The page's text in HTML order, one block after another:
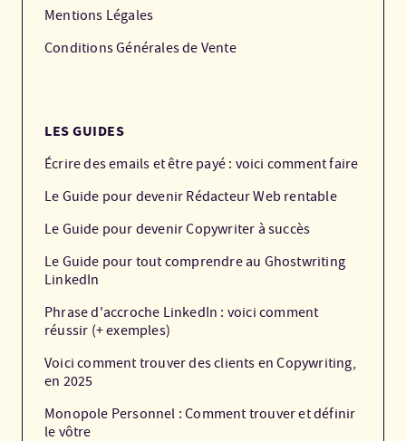
Mentions Légales
Conditions Générales de Vente
LES GUIDES
Écrire des emails et être payé : voici comment faire
Le Guide pour devenir Rédacteur Web rentable
Le Guide pour devenir Copywriter à succès
Le Guide pour tout comprendre au Ghostwriting
LinkedIn
Phrase d'accroche LinkedIn : voici comment
réussir (+ exemples)
Voici comment trouver des clients en Copywriting,
en 2025
Monopole Personnel : Comment trouver et définir
le vôtre